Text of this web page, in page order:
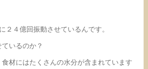
２４億回振動させているんです。
いるのか？
材にはたくさんの水分が含まれています